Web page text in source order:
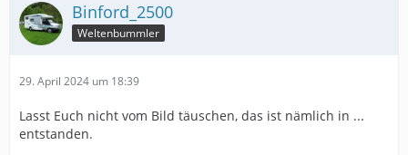
Binford_2500
Weltenbummler
29. April 2024 um 18:39
Lasst Euch nicht vom Bild täuschen, das ist nämlich in ...
entstanden.